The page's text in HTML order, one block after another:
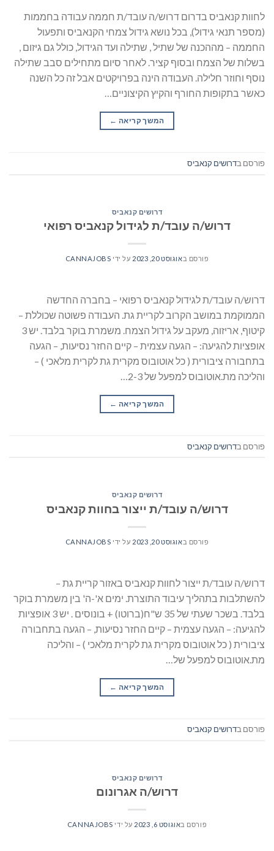
לחוות קנאביס בדרום דרוש/ה עובד/ת חממה עבודה בחממות
(מספר תנאי גידול), בכל נושא גידול צמחי הקנאביס ותפעול
החממה – מההכנה של שתיל , שתילה ועד הגידול, כולל גם גיזום ,
בשלות של הצמח ובסוף קציר. לאחר סיום מתחילים סבב שתילה
נוסף וחוזר חלילה. העבודה הינה בפרויקטים אבל זה כל השנה
כאשר בתקופות החורף והקיץ הקיצוניים…
המשך קריאה →
פורסם בדרושים קנאביס
דרושים קנאביס
דרוש/ה עובד/ת לגידול קנאביס רפואי
פורסם באוגוסט 20, 2023 על ידי CANNAJOBS
דרוש/ה עובד/ת לגידול קנאביס רפואי – בחברה החדשה
הממוקמת במושב הקרוב לקריית גת. העבודה פשוטה שכוללת –
קיטוף, אריזוה, מעקב על גידול הצמח. משמרת בוקר בלבד. יש 3
אופציות להגיעה: – הגעה עצמית – קיים החזר נסיעות, – הגעה
בתחבורה ציבורית ( כל אוטובוס מקרית גת לקרית מלאכי ) –
והליכה מת.אוטובוס למפעל של 2-3…
המשך קריאה →
פורסם בדרושים קנאביס
דרושים קנאביס
דרוש/ה עובד/ת ייצור בחוות קנאביס
פורסם באוגוסט 20, 2023 על ידי CANNAJOBS
דרוש/ה עובד/ת ייצור לחוות קנאביס באזור קריית גת –
להשתלבות בתהליך עיבוד התוצרת. ימים א'-ה' בין משמרת בוקר
בלבד. בשכר שעתי של 35 ש"ח(ברוטו) + בונוסים . יש 3 אופציות
להגיעה: – הגעה עצמית – קיים החזר נסיעות, – הגעה בתחבורה
ציבורית ( כל אוטובוס מקרית גת לקרית מלאכי ) – והליכה
מת.אוטובוס למפעל של…
המשך קריאה →
פורסם בדרושים קנאביס
דרושים קנאביס
דרוש/ה אגרונום
פורסם באוגוסט 6, 2023 על ידי CANNAJOBS